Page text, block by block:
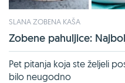
SLANA ZOBENA KAŠA
Zobene pahuljice:
Pet pitanja koja ste željeli
bilo neugodno